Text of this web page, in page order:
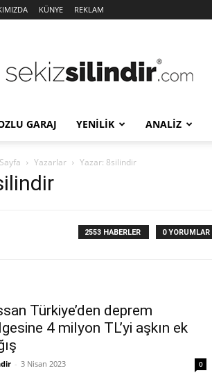
KÜNYE REKLAM
Silindir
GARAJ YENİLİK ANALİZ
Yazarlar Yazar: 8silindir
2553 HABERLER 0 YORUMLAR
Türkiye’den deprem
4 milyon TL’yi aşkın ek
- 3 Nisan 2023 0